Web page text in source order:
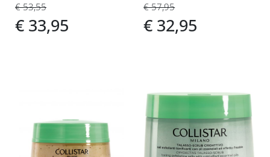
€ 53,55
€ 33,95
€ 57,95
€ 32,95
toe
aan
verlanglijst
Voeg
toe
aan
verlanglijst